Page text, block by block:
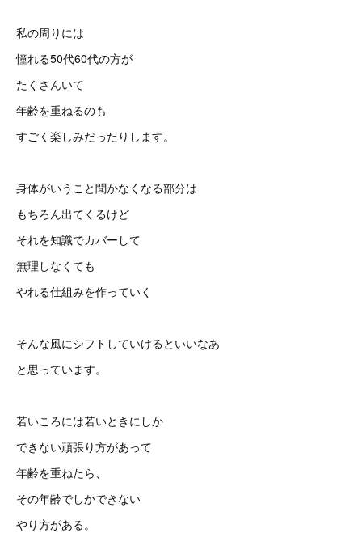
私の周りには
憧れる50代60代の方が
たくさんいて
年齢を重ねるのも
すごく楽しみだったりします。
身体がいうこと聞かなくなる部分は
もちろん出てくるけど
それを知識でカバーして
無理しなくても
やれる仕組みを作っていく
そんな風にシフトしていけるといいなあ
と思っています。
若いころには若いときにしか
できない頑張り方があって
年齢を重ねたら、
その年齢でしかできない
やり方がある。